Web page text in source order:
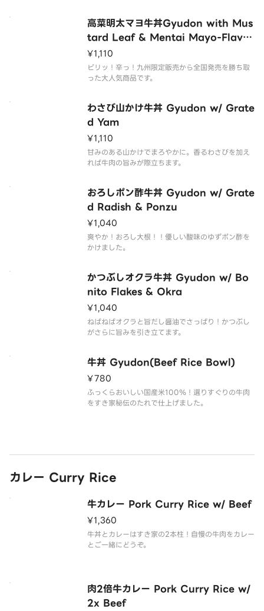
高菜明太マヨ牛丼Gyudon with Mus
tard Leaf & Mentai Mayo-Flavor
Sauce
¥1,110
ピリッ！辛っ！九州限定販売から全国発売を勝ち取
った大人気商品です。
わさび山かけ牛丼 Gyudon w/ Grate
d Yam
¥1,110
甘みのある山かけでまろやかに。香るわさびを加え
れば牛肉の旨みが際立ちます。
おろしポン酢牛丼 Gyudon w/ Grate
d Radish & Ponzu
¥1,040
爽やか！おろし大根！！優しい酸味のゆずポン酢を
かけました。
かつぶしオクラ牛丼 Gyudon w/ Bo
nito Flakes & Okra
¥1,040
ねばねばオクラと旨だし醤油でさっぱり！かつぶし
がさらに旨みを引き立てます。
牛丼 Gyudon(Beef Rice Bowl)
¥780
ふっくらおいしい国産米100％！選りすぐりの牛肉
をすき家秘伝のたれで仕上げました。
カレー Curry Rice
牛カレー Pork Curry Rice w/ Beef
¥1,360
牛丼とカレーはすき家の2本柱！自慢の牛肉をカレー
とご一緒にどうぞ。
肉2倍牛カレー Pork Curry Rice w/
2x Beef